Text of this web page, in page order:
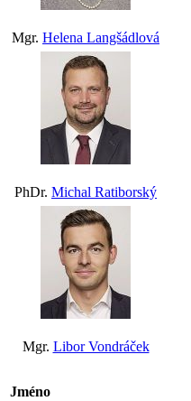
Mgr. Helena Langšádlová
PhDr. Michal Ratiborský
Mgr. Libor Vondráček
Jméno